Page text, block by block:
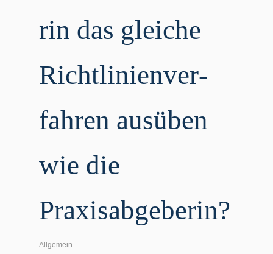
rin das glei­che
Richt­li­ni­en­ver­
fah­ren aus­üben
wie die
Praxisabgeberin?
Allgemein